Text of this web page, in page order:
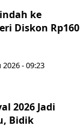
ke
Diskon Rp160
- 09:23
2026 Jadi
Bidik